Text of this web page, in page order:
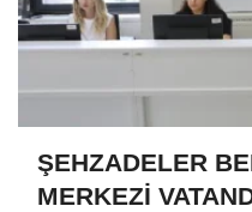
ŞEHZADELER
MERKEZİ